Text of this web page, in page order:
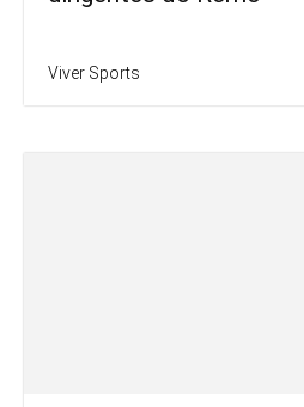
Viver Sports